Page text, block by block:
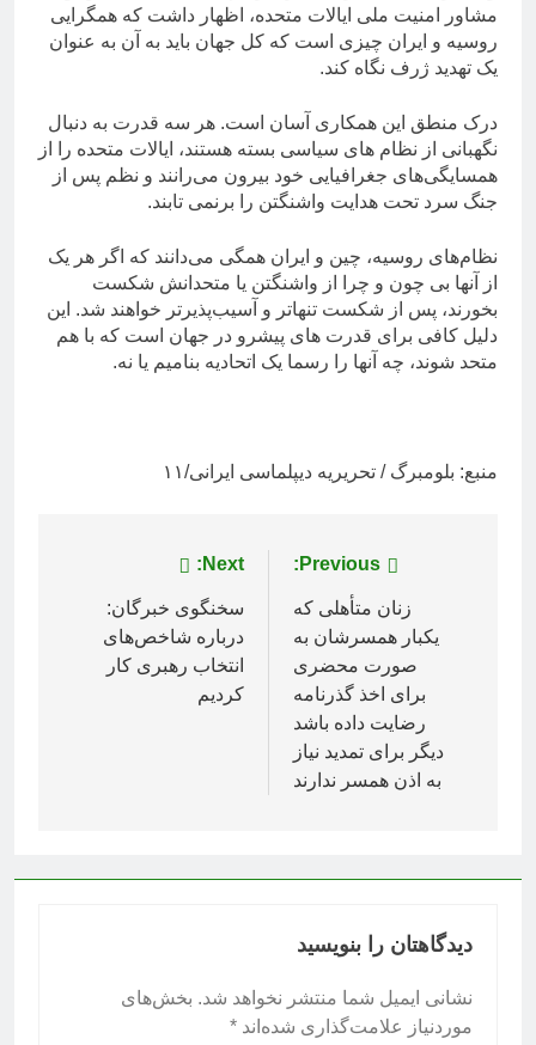
مشاور امنیت ملی ایالات متحده، اظهار داشت که همگرایی
روسیه و ایران چیزی است که کل جهان باید به آن به عنوان
یک تهدید ژرف نگاه کند.
درک منطق این همکاری آسان است. هر سه قدرت به دنبال
نگهبانی از نظام های سیاسی بسته هستند، ایالات متحده را از
همسایگی‌های جغرافیایی خود بیرون می‌رانند و نظم پس از
جنگ سرد تحت هدایت واشنگتن را برنمی تابند.
نظام‌های روسیه، چین و ایران همگی می‌دانند که اگر هر یک
از آنها بی چون و چرا از واشنگتن یا متحدانش شکست
بخورند، پس از شکست تنهاتر و آسیب‌پذیرتر خواهند شد. این
دلیل کافی برای قدرت های پیشرو در جهان است که با هم
متحد شوند، چه آنها را رسما یک اتحادیه بنامیم یا نه.
منبع: بلومبرگ / تحریریه دیپلماسی ایرانی/۱۱
راهبری
نوشته
Previous:
زنان متأهلی که
یکبار همسرشان به
صورت محضری
برای اخذ گذرنامه
رضایت داده باشد
دیگر برای تمدید نیاز
به اذن همسر ندارند
Next:
سخنگوی خبرگان:
درباره شاخص‌های
انتخاب رهبری کار
کردیم
دیدگاهتان را بنویسید
نشانی ایمیل شما منتشر نخواهد شد. بخش‌های
موردنیاز علامت‌گذاری شده‌اند *